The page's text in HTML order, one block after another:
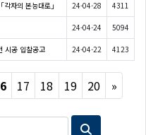
자의 본능대로」 24-04-28 4311
24-04-24 5094
시공 입찰공고 24-04-22 4123
17 18 19 20 »Next